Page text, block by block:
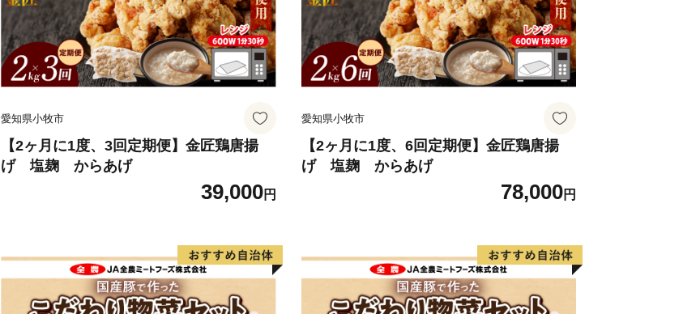
半島の先端にある串本の海なのです。
また、串本の海は暖かい海と冷たい海の接するところにあるた
め、海の中に四季があります。夏から秋にかけての暖かいシーズン
が、冬からは海藻が生い茂り、温帯的景観と熱帯的景観が混じる珍
しい景観を見せます。このような環境は世界的に見てもたいへん珍
★ABCテレビのニュース情報番組「news おかえり」で、「 紅葉
屋本舗」の“竹皮包みようかん本煉” が紹介されました！
愛知県小牧市
【2ヶ月に1度、3回定期便】金匠鶏唐揚
げ 塩麹 からあげ
39,000円
愛知県小牧市
【2ヶ月に1度、6回定期便】金匠鶏唐揚
げ 塩麹 からあげ
78,000円